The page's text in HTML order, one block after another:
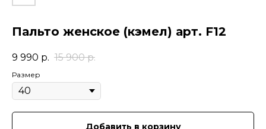
Пальто женское (кэмел) арт. F12
9 990 р. 15 900 р.
Размер
Добавить в корзину